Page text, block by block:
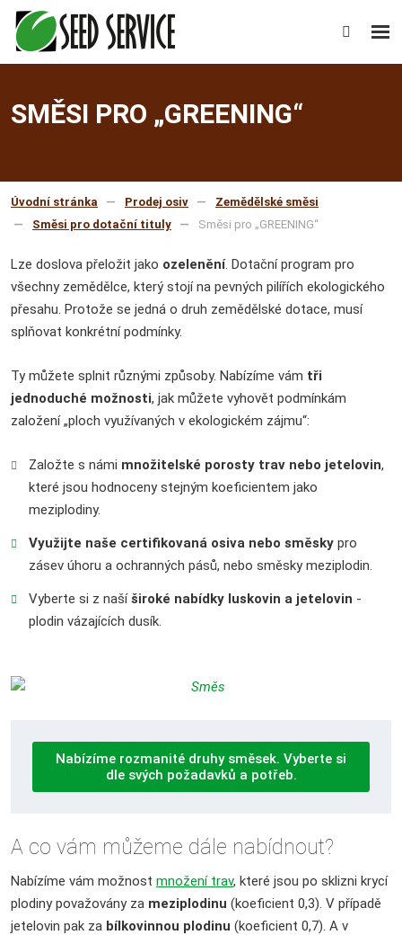
SMĚSI PRO „GREENING“
Úvodní stránka Prodej osiv
Zemědělské směsi
Směsi pro dotační tituly
Směsi pro „GREENING“
Lze doslova přeložit jako ozelenění. Dotační program pro
všechny zemědělce, který stojí na pevných pilířích ekologického
přesahu. Protože se jedná o druh zemědělské dotace, musí
splňovat konkrétní podmínky.
Ty můžete splnit různými způsoby. Nabízíme vám tři
jednoduché možnosti, jak můžete vyhovět podmínkám
založení „ploch využívaných v ekologickém zájmu“:
Založte s námi množitelské porosty trav nebo jetelovin,
které jsou hodnoceny stejným koeficientem jako
meziplodiny.
Využijte naše certifikovaná osiva nebo směsky pro
zásev úhoru a ochranných pásů, nebo směsky meziplodin.
Vyberte si z našíširoké nabídky luskovin a jetelovin -
plodin vázajících dusík.
Nabízíme rozmanité druhy směsek. Vyberte si
dle svých požadavků a potřeb.
A co vám můžeme dále nabídnout?
Nabízíme vám možnost množení trav, které jsou po sklizni krycí
plodiny považovány za meziplodinu (koeficient 0,3). V případě
jetelovin pak za bílkovinnou plodinu (koeficient 0,7). A v